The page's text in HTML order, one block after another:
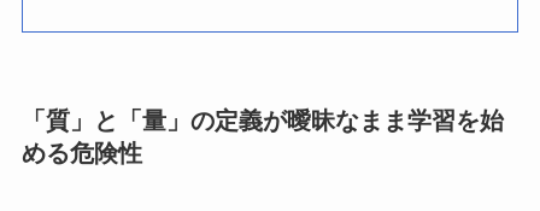
「質」と「量」の定義が曖昧なまま学習を始
める危険性